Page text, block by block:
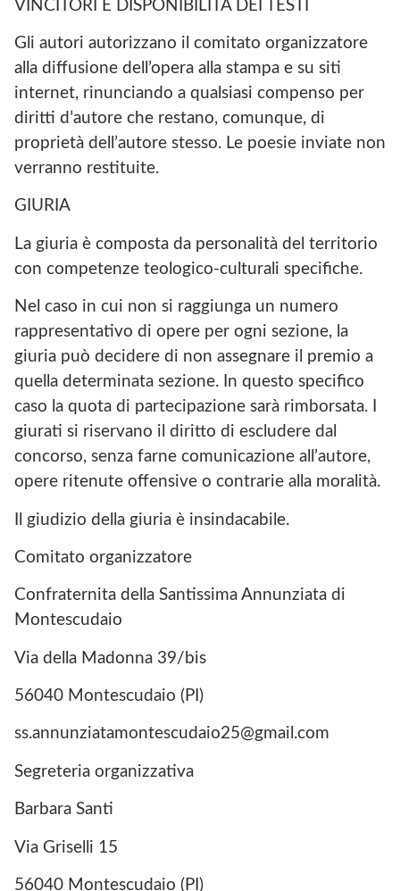
VINCITORI E DISPONIBILITÀ DEI TESTI
Gli autori autorizzano il comitato organizzatore
alla diffusione dell’opera alla stampa e su siti
internet, rinunciando a qualsiasi compenso per
diritti d’autore che restano, comunque, di
proprietà dell’autore stesso. Le poesie inviate non
verranno restituite.
GIURIA
La giuria è composta da personalità del territorio
con competenze teologico-culturali specifiche.
Nel caso in cui non si raggiunga un numero
rappresentativo di opere per ogni sezione, la
giuria può decidere di non assegnare il premio a
quella determinata sezione. In questo specifico
caso la quota di partecipazione sarà rimborsata. I
giurati si riservano il diritto di escludere dal
concorso, senza farne comunicazione all’autore,
opere ritenute offensive o contrarie alla moralità.
Il giudizio della giuria è insindacabile.
Comitato organizzatore
Confraternita della Santissima Annunziata di
Montescudaio
Via della Madonna 39/bis
56040 Montescudaio (PI)
ss.annunziatamontescudaio25@gmail.com
Segreteria organizzativa
Barbara Santi
Via Griselli 15
56040 Montescudaio (PI)